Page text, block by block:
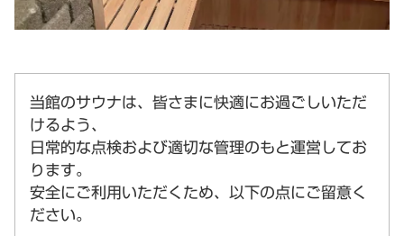
当館のサウナは、皆さまに快適にお過ごしいただ
けるよう、
日常的な点検および適切な管理のもと運営してお
ります。
安全にご利用いただくため、以下の点にご留意く
ださい。